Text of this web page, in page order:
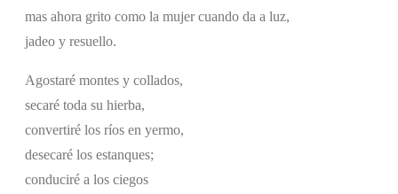
mas ahora grito como la mujer cuando da a luz,
jadeo y resuello.
Agostaré montes y collados,
secaré toda su hierba,
convertiré los ríos en yermo,
desecaré los estanques;
conduciré a los ciegos